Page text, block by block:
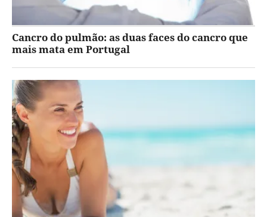
Cancro do pulmão: as duas faces do cancro que
mais mata em Portugal